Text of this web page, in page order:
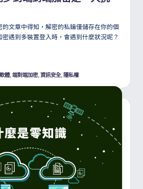
文章中得知，解密的私鑰僅儲存在你的個
遇到多裝置登入時，會遇到什麼狀況呢？
體,端對端加密,資訊安全, 隱私權